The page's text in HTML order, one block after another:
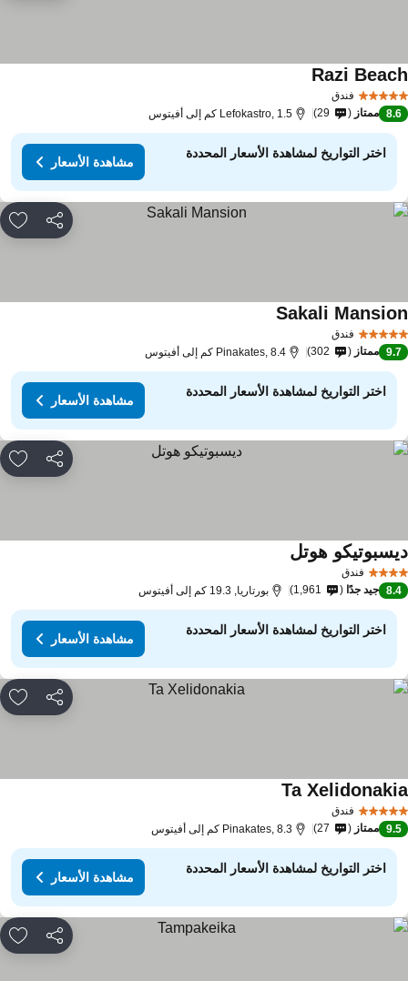
فندق
Raziمشاهدة الأسعار
8.6 ممتاز 29 Lefokastro, 1.5 كم إلى أفيتوس
اختر التواريخ لمشاهدة الأسعار المحددة
مشاهدة الأسعار
مشاركة
فندق
Sakaliمشاهدة الأسعار
9.7 ممتاز 302 Pinakates, 8.4 كم إلى أفيتوس
اختر التواريخ لمشاهدة الأسعار المحددة
مشاهدة الأسعار
مشاركة
فندق
هوتلمشاهدة الأسعار
8.4 جيد جدًا 1,961 بورتاريا, 19.3 كم إلى أفيتوس
اختر التواريخ لمشاهدة الأسعار المحددة
مشاهدة الأسعار
مشاركة
فندق
Taمشاهدة الأسعار
9.5 ممتاز 27 Pinakates, 8.3 كم إلى أفيتوس
اختر التواريخ لمشاهدة الأسعار المحددة
مشاهدة الأسعار
مشاركة